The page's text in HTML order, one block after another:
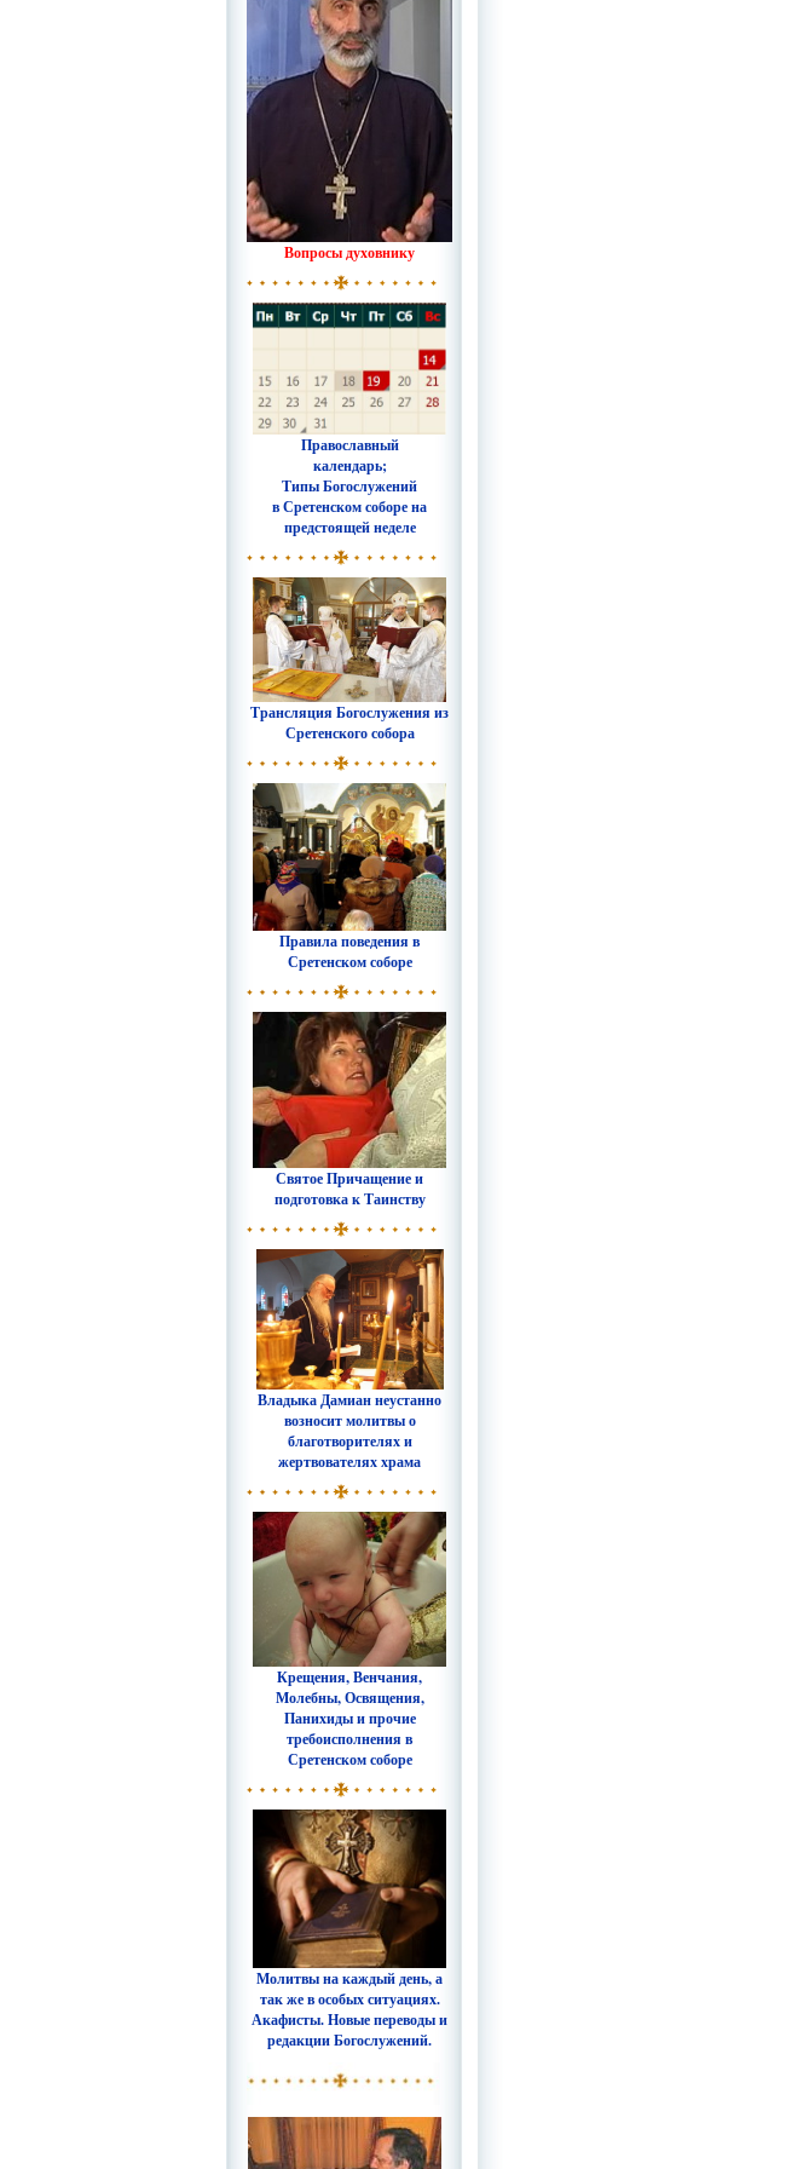
Вопросы духовнику
Православный
календарь;
Типы Богослужений
в Сретенском соборе на
предстоящей неделе
Трансляция Богослужения из
Сретенского собора
Правила поведения в
Сретенском соборе
Святое Причащение и
подготовка к Таинству
Владыка Дамиан неустанно
возносит молитвы о
благотворителях и
жертвователях храма
Крещения, Венчания,
Молебны, Освящения,
Панихиды и прочие
требоисполнения в
Сретенском соборе
Молитвы на каждый день, а
так же в особых ситуациях.
Акафисты. Новые переводы и
редакции Богослужений.